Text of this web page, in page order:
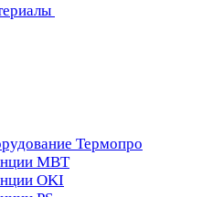
Термопро
MBT
OKI